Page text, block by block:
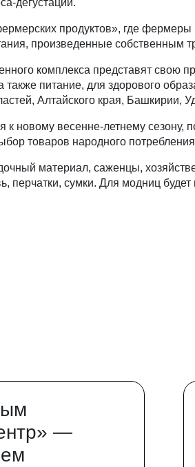
дегустации.
продуктов», где
произведенные собственным
комплекса представят свою
питание, для здорового
Алтайского края, Башкирии,
новому весенне-летнему сезону,
товаров народного
материал, саженцы,
перчатки, сумки. Для модниц
—